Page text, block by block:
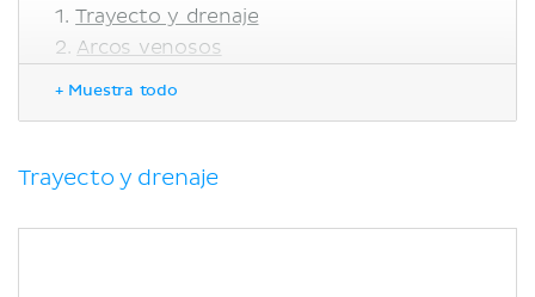
Trayecto y drenaje
Arcos venosos
Venopunción y canulación
+ Muestra todo
Trayecto y drenaje